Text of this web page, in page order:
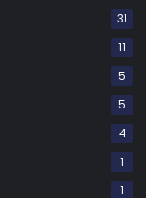
31
11
5
5
4
1
1